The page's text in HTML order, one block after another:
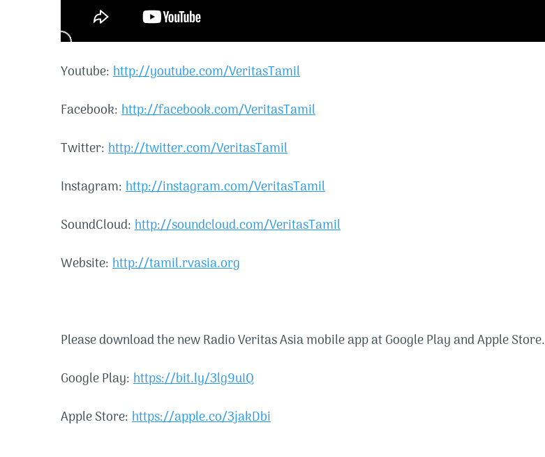
Youtube: http://youtube.com/VeritasTamil​​
Facebook: http://facebook.com/VeritasTamil​​
Twitter: http://twitter.com/VeritasTamil​​
Instagram: http://instagram.com/VeritasTamil​​
SoundCloud: http://soundcloud.com/VeritasTamil​​
Website: http://tamil.rvasia.org
Please download the new Radio Veritas Asia mobile app at Google Play and Apple Store.
Google Play: https://bit.ly/3lg9uIQ
Apple Store: https://apple.co/3jakDbi